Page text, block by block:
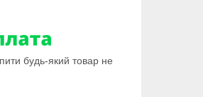
будь-який товар не